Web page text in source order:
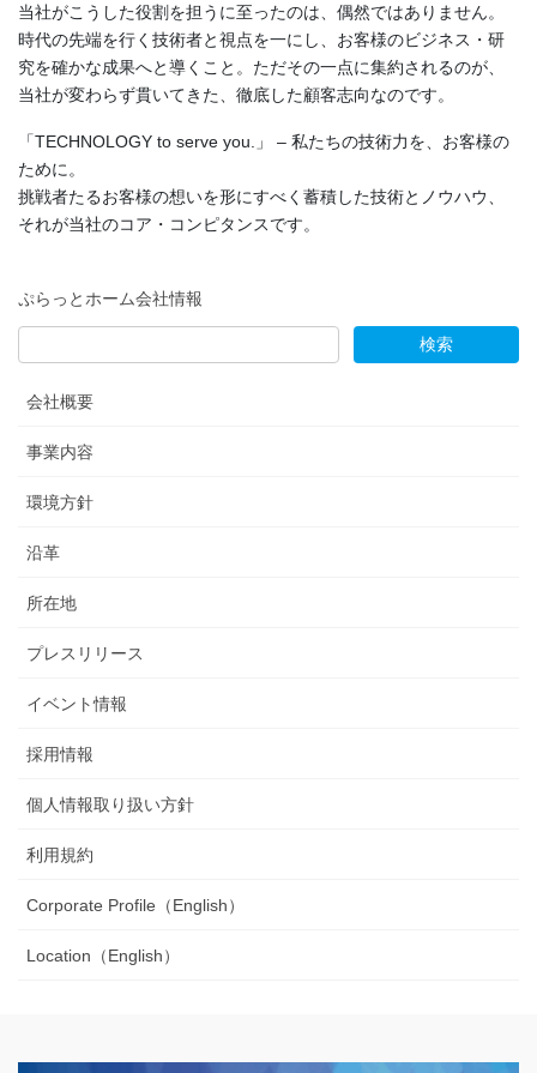
当社がこうした役割を担うに至ったのは、偶然ではありません。
時代の先端を行く技術者と視点を一にし、お客様のビジネス・研
究を確かな成果へと導くこと。ただその一点に集約されるのが、
当社が変わらず貫いてきた、徹底した顧客志向なのです。
「TECHNOLOGY to serve you.」 – 私たちの技術力を、お客様の
ために。
挑戦者たるお客様の想いを形にすべく蓄積した技術とノウハウ、
それが当社のコア・コンピタンスです。
ぷらっとホーム会社情報
会社概要
事業内容
環境方針
沿革
所在地
プレスリリース
イベント情報
採用情報
個人情報取り扱い方針
利用規約
Corporate Profile（English）
Location（English）